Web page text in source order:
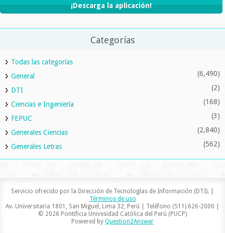
¡Descarga la aplicación!
Categorías
Todas las categorías
General
(6,490)
DTI (2)
Ciencias e Ingeniería (168)
FEPUC (3)
Generales Ciencias (2,840)
Generales Letras (562)
Servicio ofrecido por la Dirección de Tecnologías de Información (DTI). |
Términos de uso
Av. Universitaria 1801, San Miguel, Lima 32, Perú | Teléfono (511) 626-2000 |
© 2026 Pontificia Univesidad Católica del Perú (PUCP)
Powered by Question2Answer